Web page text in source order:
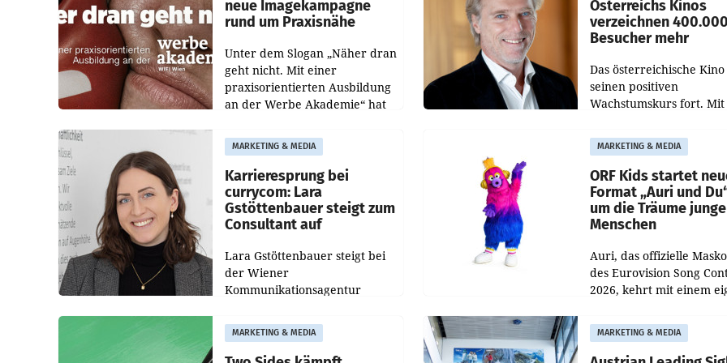
neue Imagekampagne
rund um Praxisnähe
Unter dem Slogan „Näher dran
geht nicht. Mit einer
praxisorientierten Ausbildung
an der Werbe Akademie“ hat
WIFI Wien eine neue
Imagekampagne gestartet.
Österreichs Kinos
verzeichnen 400.000
Besucher mehr
Das österreichische Kino
seinen positiven
Wachstumskurs fort.
und Besucher höheren
Nettoreichweite im ersten
Halbjahr 2026
MARKETING & MEDIA
Karrieresprung bei
currycom: Lara
Gstöttenbauer steigt zum
Consultant auf
Lara Gstöttenbauer steigt bei
der Wiener
Kommunikationsagentur
partners zum Consultant auf.
Die 27-jährige Beraterin
betreut Kundinnen und
MARKETING & MEDIA
ORF Kids startet
Format „Auri und
um die Träume
Menschen
Auri, das offizielle
des Eurovision Song
2026, kehrt mit einem
zurück. In der neuen
„Auri und Du“ bei ORF
steht
MARKETING & MEDIA MARKETING & MEDIA